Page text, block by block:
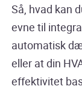
Så, hvad kan
evne til
automatisk
eller at din
effektivitet